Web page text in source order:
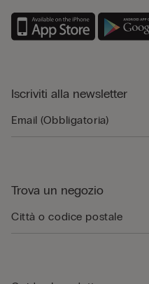
Iscriviti alla newsletter
Trova un negozio